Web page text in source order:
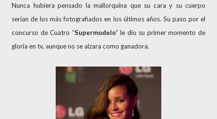
Nunca hubiera pensado la mallorquina que su cara y su cuerpo
serian de los más fotografiados en los últimos años. Su paso por el
concurso de Cuatro “Supermodelo” le dio su primer momento de
gloria en tv, aunque no se alzara como ganadora.